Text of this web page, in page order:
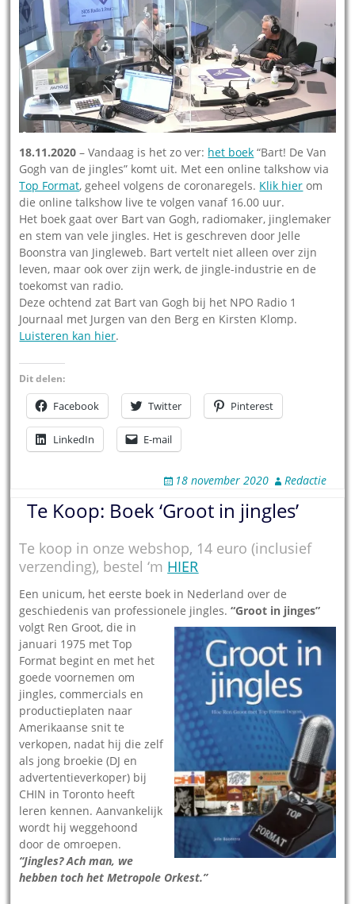
18.11.2020 – Vandaag is het zo ver: het boek “Bart! De Van
Gogh van de jingles” komt uit. Met een online talkshow via
Top Format, geheel volgens de coronaregels. Klik hier om
die online talkshow live te volgen vanaf 16.00 uur.
Het boek gaat over Bart van Gogh, radiomaker, jinglemaker
en stem van vele jingles. Het is geschreven door Jelle
Boonstra van Jingleweb. Bart vertelt niet alleen over zijn
leven, maar ook over zijn werk, de jingle-industrie en de
toekomst van radio.
Deze ochtend zat Bart van Gogh bij het NPO Radio 1
Journaal met Jurgen van den Berg en Kirsten Klomp.
Luisteren kan hier.
Dit delen:
Facebook Twitter Pinterest
LinkedIn E-mail
18 november 2020 Redactie
Te Koop: Boek ‘Groot in jingles’
Te koop in onze webshop, 14 euro (inclusief
verzending), bestel ‘m HIER
Een unicum, het eerste boek in Nederland over de
geschiedenis van professionele jingles.“Groot in jinges”
volgt Ren Groot, die in
januari 1975 met Top
Format begint en met het
goede voornemen om
jingles, commercials en
productieplaten naar
Amerikaanse snit te
verkopen, nadat hij die zelf
als jong broekie (DJ en
advertentieverkoper) bij
CHIN in Toronto heeft
leren kennen. Aanvankelijk
wordt hij weggehoond
door de omroepen.
“Jingles? Ach man, we
hebben toch het Metropole Orkest.”